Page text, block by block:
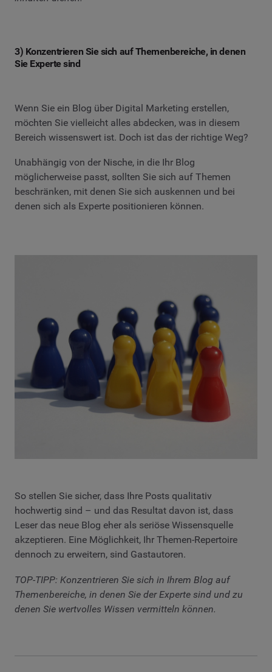
3) Konzentrieren Sie sich auf Themenbereiche, in denen
Sie Experte sind
Wenn Sie ein Blog über Digital Marketing erstellen,
möchten Sie vielleicht alles abdecken, was in diesem
Bereich wissenswert ist. Doch ist das der richtige Weg?
Unabhängig von der Nische, in die Ihr Blog
möglicherweise passt, sollten Sie sich auf Themen
beschränken, mit denen Sie sich auskennen und bei
denen sich als Experte positionieren können.
So stellen Sie sicher, dass Ihre Posts qualitativ
hochwertig sind – und das Resultat davon ist, dass
Leser das neue Blog eher als seriöse Wissensquelle
akzeptieren. Eine Möglichkeit, Ihr Themen-Repertoire
dennoch zu erweitern, sind Gastautoren.
TOP-TIPP: Konzentrieren Sie sich in Ihrem Blog auf
Themenbereiche, in denen Sie der Experte sind und zu
denen Sie wertvolles Wissen vermitteln können.